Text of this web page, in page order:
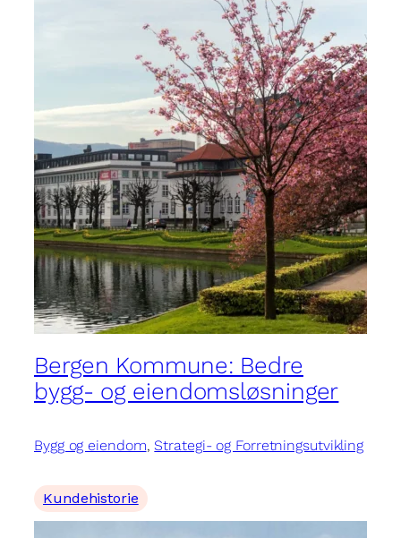
Bergen Kommune: Bedre
bygg- og eiendomsløsninger
Bygg og eiendom, Strategi- og Forretningsutvikling
Kundehistorie